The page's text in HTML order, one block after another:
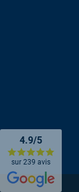
4.9/5
sur 239 avis